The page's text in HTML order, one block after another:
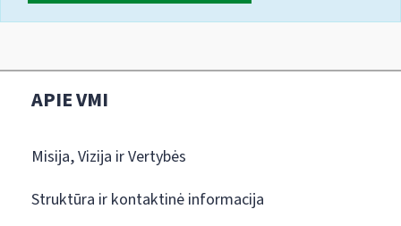
APIE VMI
Misija, Vizija ir Vertybės
Struktūra ir kontaktinė informacija